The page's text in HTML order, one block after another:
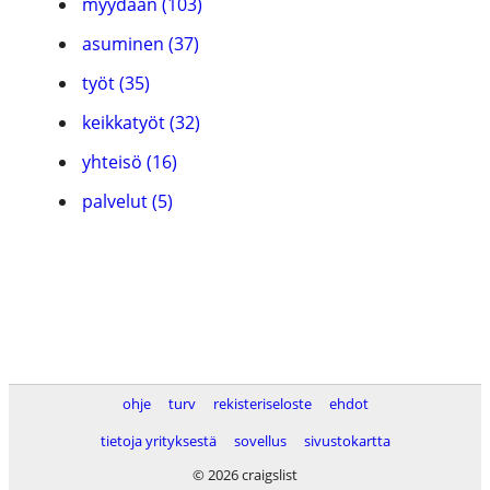
asuminen (37)
työt (35)
keikkatyöt (32)
yhteisö (16)
palvelut (5)
ohje turv rekisteriseloste
ehdot
tietoja yrityksestä
sovellus
sivustokartta
© 2026 craigslist